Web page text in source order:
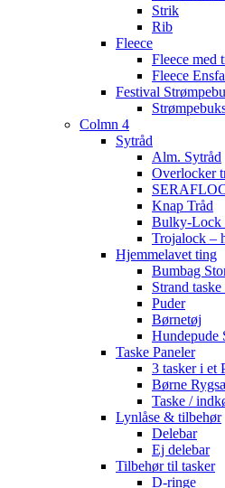
Strik
Rib
Fleece
Fleece med
Fleece
Festival
Colmn 4
Sytråd
Alm. Sytråd
Overlocker
Knap Tråd
Bulky-Lock
Trojalock –
Hjemmelavet ting
Bumbag
Strand
Puder
Børnetøj
Hundepude
Taske Paneler
3 tasker i et
Børne
Taske /
Lynlåse & tilbehør
Delebar
Ej delebar
Tilbehør til tasker
D-ringe